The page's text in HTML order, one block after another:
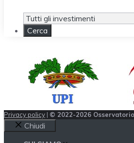
Privacy policy | © 2022-2026
Chiudi